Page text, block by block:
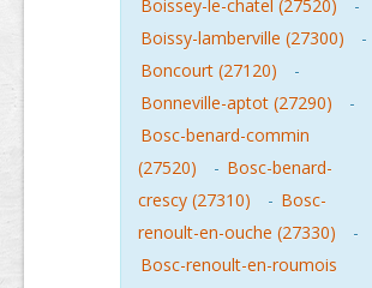
Boissey-le-chatel (27520)
-
Boissy-lamberville (27300)
-
Boncourt (27120)
-
Bonneville-aptot (27290)
-
Bosc-benard-commin
(27520)
- Bosc-benard-
crescy (27310)
- Bosc-
renoult-en-ouche (27330)
-
Bosc-renoult-en-roumois